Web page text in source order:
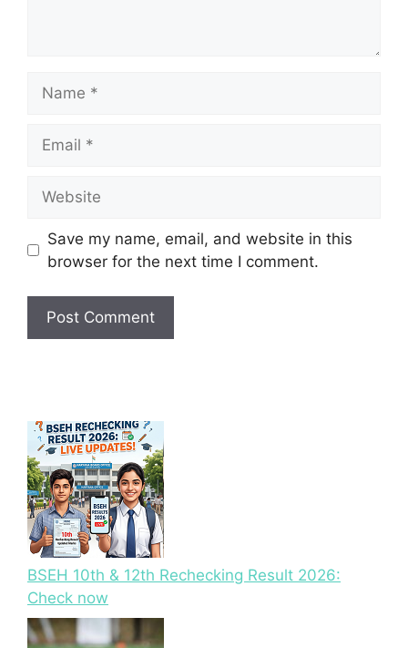
Save my name, email, and website in this
browser for the next time I comment.
BSEH 10th & 12th Rechecking Result 2026:
Check now